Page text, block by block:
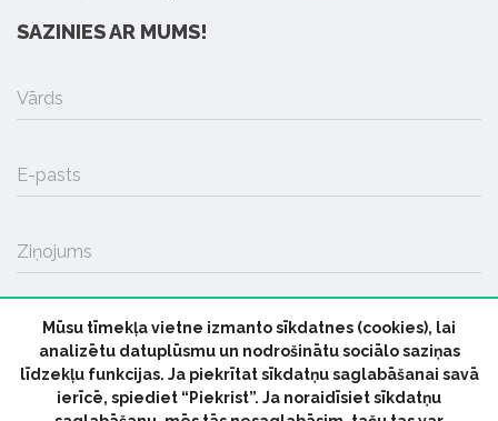
SAZINIES AR MUMS!
Vārds
E-pasts
Ziņojums
SŪTĪT
Mūsu tīmekļa vietne izmanto sīkdatnes (cookies), lai
analizētu datuplūsmu un nodrošinātu sociālo saziņas
līdzekļu funkcijas. Ja piekrītat sīkdatņu saglabāšanai savā
ierīcē, spiediet “Piekrist”. Ja noraidīsiet sīkdatņu